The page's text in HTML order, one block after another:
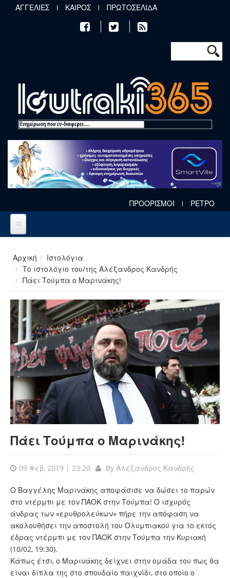
Παράκαμψη προς το κυρίως περιεχόμενο
ΑΓΓΕΛΙΕΣ ΚΑΙΡΟΣ ΠΡΩΤΟΣΕΛΙΔΑ
Φόρμα
Αναζήτηση
ΠΡΟΟΡΙΣΜΟΙ ΡΕΤΡΟ
Αρχική
Ιστολόγια
Το ιστολόγιο του/της Αλέξανδρος Κανδρής
Πάει Τούμπα ο Μαρινάκης!
Πάει Τούμπα ο Μαρινάκης!
09 Φεβ, 2019 | 23:20 By Αλέξανδρος Κανδρής
Ο Βαγγέλης Μαρινάκης αποφάσισε να δώσει το παρών
στο ντέρμπι με τον ΠΑΟΚ στην Τούμπα! Ο ισχυρός
άνδρας των «ερυθρολεύκων» πήρε την απόφαση να
ακολουθήσει την αποστολή του Ολυμπιακού για το εκτός
έδρας ντέρμπι με τον ΠΑΟΚ στην Τούμπα την Κυριακή
(10/02, 19:30).
Κάπως έτσι, ο Μαρινάκης δείχνει στην ομάδα του πως θα
είναι δίπλα της στο σπουδαίο παιχνίδι, στο οποίο ο